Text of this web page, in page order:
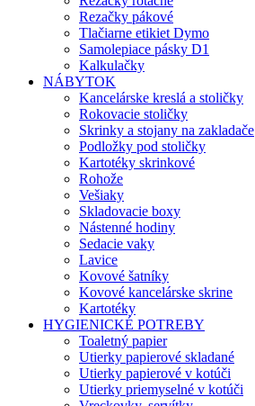
Rezačky pákové
Tlačiarne etikiet Dymo
Samolepiace pásky D1
Kalkulačky
NÁBYTOK
Kancelárske kreslá a stoličky
Rokovacie stoličky
Skrinky a stojany na zakladače
Podložky pod stoličky
Kartotéky skrinkové
Rohože
Vešiaky
Skladovacie boxy
Nástenné hodiny
Sedacie vaky
Lavice
Kovové šatníky
Kovové kancelárske skrine
Kartotéky
HYGIENICKÉ POTREBY
Toaletný papier
Utierky papierové skladané
Utierky papierové v kotúči
Utierky priemyselné v kotúči